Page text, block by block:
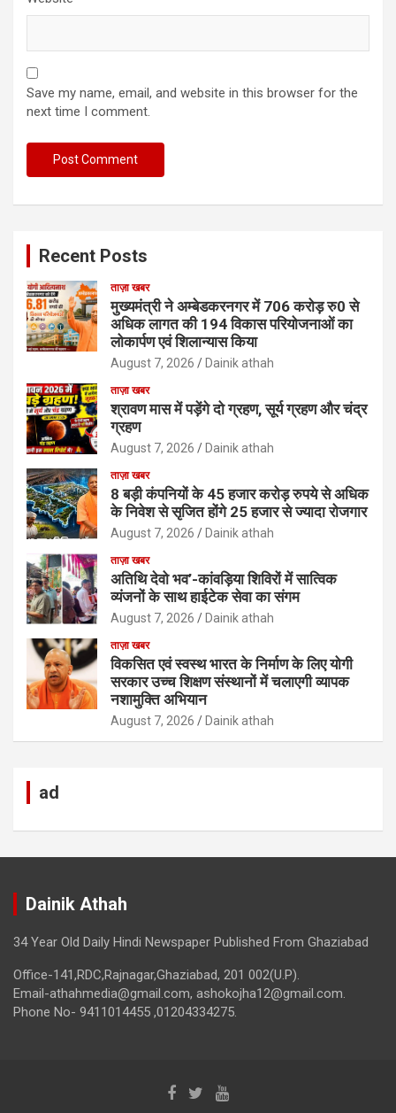
Save my name, email, and website in this browser for the
next time I comment.
Recent Posts
ताज़ा खबर
मुख्यमंत्री ने अम्बेडकरनगर में 706 करोड़ रु0 से
अधिक लागत की 194 विकास परियोजनाओं का
लोकार्पण एवं शिलान्यास किया
August 7, 2026 Dainik athah
ताज़ा खबर
श्रावण मास में पड़ेंगे दो ग्रहण, सूर्य ग्रहण और चंद्र
ग्रहण
August 7, 2026 Dainik athah
ताज़ा खबर
8 बड़ी कंपनियों के 45 हजार करोड़ रुपये से अधिक
के निवेश से सृजित होंगे 25 हजार से ज्यादा रोजगार
August 7, 2026 Dainik athah
ताज़ा खबर
अतिथि देवो भव’-कांवड़िया शिविरों में सात्विक
व्यंजनों के साथ हाईटेक सेवा का संगम
August 7, 2026 Dainik athah
ताज़ा खबर
विकसित एवं स्वस्थ भारत के निर्माण के लिए योगी
सरकार उच्च शिक्षण संस्थानों में चलाएगी व्यापक
नशामुक्ति अभियान
August 7, 2026 Dainik athah
ad
Dainik Athah
34 Year Old Daily Hindi Newspaper Published From Ghaziabad
Office-141,RDC,Rajnagar,Ghaziabad, 201 002(U.P).
Email-athahmedia@gmail.com, ashokojha12@gmail.com.
Phone No- 9411014455 ,01204334275.